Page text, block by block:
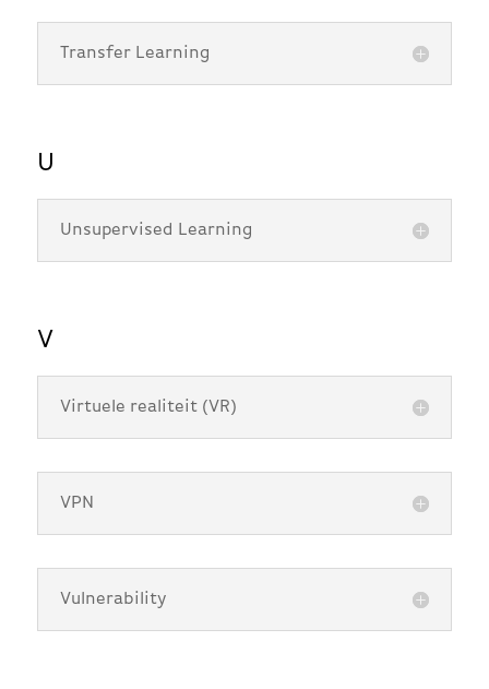
Transfer Learning
U
Unsupervised Learning
V
Virtuele realiteit (VR)
VPN
Vulnerability